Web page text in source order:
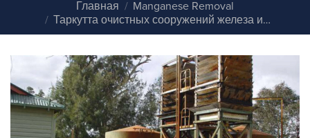
Главная
Manganese Removal
Таркутта очистных сооружений железа и…